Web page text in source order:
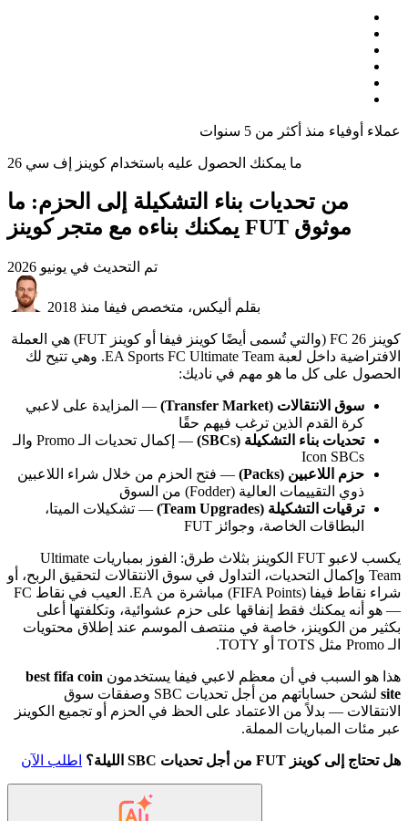
عملاء أوفياء منذ أكثر من 5 سنوات
ما يمكنك الحصول عليه باستخدام كوينز إف سي 26
من تحديات بناء التشكيلة إلى الحزم: ما
يمكنك بناءه مع متجر كوينز FUT موثوق
تم التحديث في يونيو 2026
بقلم أليكس، متخصص فيفا منذ 2018
كوينز FC 26 (والتي تُسمى أيضًا كوينز فيفا أو كوينز FUT) هي العملة
الافتراضية داخل لعبة EA Sports FC Ultimate Team. وهي تتيح لك
الحصول على كل ما هو مهم في ناديك:
سوق الانتقالات (Transfer Market)
— المزايدة على لاعبي
كرة القدم الذين ترغب فيهم حقًا
تحديات بناء التشكيلة (SBCs)
— إكمال تحديات الـ Promo والـ
Icon SBCs
حزم اللاعبين (Packs)
— فتح الحزم من خلال شراء اللاعبين
ذوي التقييمات العالية (Fodder) من السوق
ترقيات التشكيلة (Team Upgrades)
— تشكيلات الميتا،
البطاقات الخاصة، وجوائز FUT
يكسب لاعبو FUT الكوينز بثلاث طرق: الفوز بمباريات Ultimate
Team وإكمال التحديات، التداول في سوق الانتقالات لتحقيق الربح، أو
شراء نقاط فيفا (FIFA Points) مباشرة من EA. العيب في نقاط FC
— هو أنه يمكنك فقط إنفاقها على حزم عشوائية، وتكلفتها أعلى
بكثير من الكوينز، خاصة في منتصف الموسم عند إطلاق محتويات
الـ Promo مثل TOTS أو TOTY.
هذا هو السبب في أن معظم لاعبي فيفا يستخدمون best fifa coin
site
لشحن حساباتهم من أجل تحديات SBC وصفقات سوق
الانتقالات — بدلاً من الاعتماد على الحظ في الحزم أو تجميع الكوينز
عبر مئات المباريات المملة.
هل تحتاج إلى كوينز FUT من أجل تحديات SBC الليلة؟ اطلب الآن